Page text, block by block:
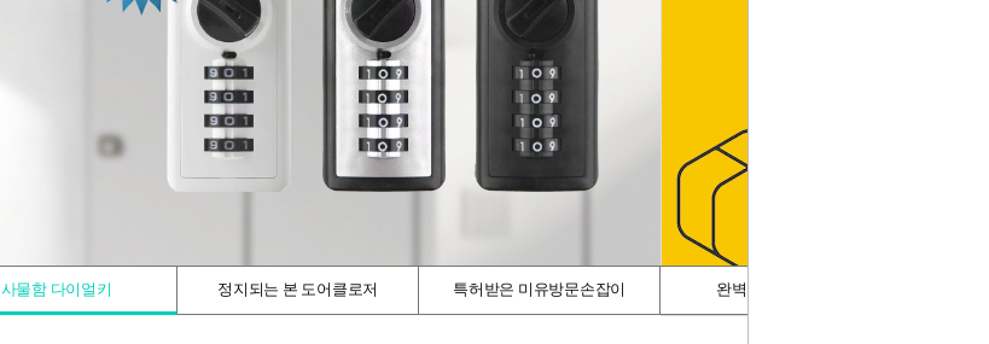
사물함 다이얼키 정지되는 본 도어클로저 특허받은 미유방문손잡이 완벽차단/싱크가드